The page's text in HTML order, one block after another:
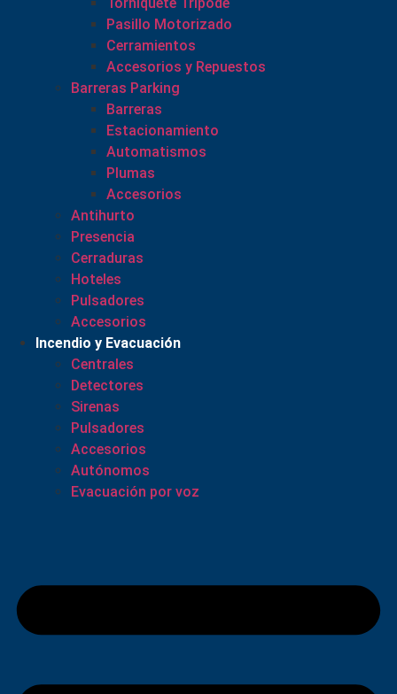
Pasillo Motorizado
Cerramientos
Accesorios y Repuestos
Barreras Parking
Barreras
Estacionamiento
Automatismos
Plumas
Accesorios
Antihurto
Presencia
Cerraduras
Hoteles
Pulsadores
Accesorios
Incendio y Evacuación
Centrales
Detectores
Sirenas
Pulsadores
Accesorios
Autónomos
Evacuación por voz